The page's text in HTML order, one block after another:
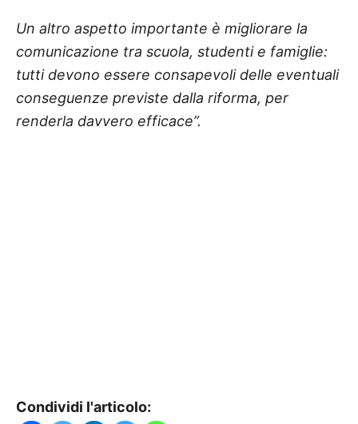
Un altro aspetto importante è migliorare la
comunicazione tra scuola, studenti e famiglie:
tutti devono essere consapevoli delle eventuali
conseguenze previste dalla riforma, per
renderla davvero efficace”.
Condividi l'articolo: